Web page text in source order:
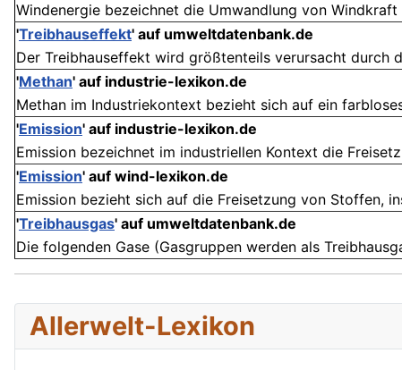
Windenergie bezeichnet die Umwandlung von
'Treibhauseffekt' auf umweltdatenbank.de
Der Treibhauseffekt wird größtenteils verursacht durch
'Methan' auf industrie-lexikon.de
Methan im Industriekontext bezieht sich auf ein
'Emission' auf industrie-lexikon.de
Emission bezeichnet im industriellen Kontext die
'Emission' auf wind-lexikon.de
Emission bezieht sich auf die Freisetzung von Stoffen,
'Treibhausgas' auf umweltdatenbank.de
Die folgenden Gase (Gasgruppen werden als
Allerwelt-Lexikon